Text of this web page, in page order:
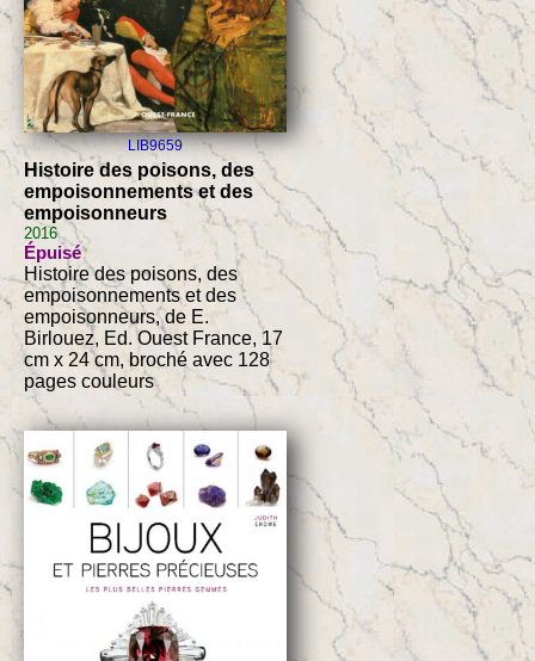
LIB9659
Histoire des poisons, des
empoisonnements et des
empoisonneurs
2016
Épuisé
Histoire des poisons, des
empoisonnements et des
empoisonneurs, de E.
Birlouez, Ed. Ouest France, 17
cm x 24 cm, broché avec 128
pages couleurs